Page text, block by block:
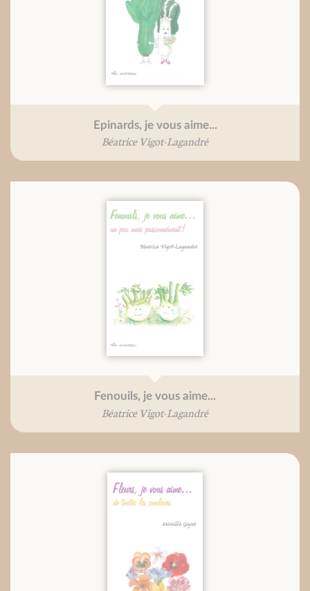
Epinards, je vous aime...
Béatrice Vigot-Lagandré
Fenouils, je vous aime...
Béatrice Vigot-Lagandré